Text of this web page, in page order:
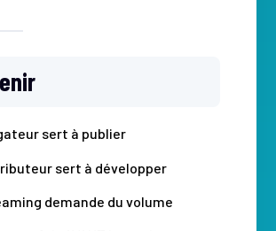
sert à publier
sert à développer
demande du volume